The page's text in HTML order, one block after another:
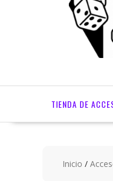
TIENDA DE
Inicio /